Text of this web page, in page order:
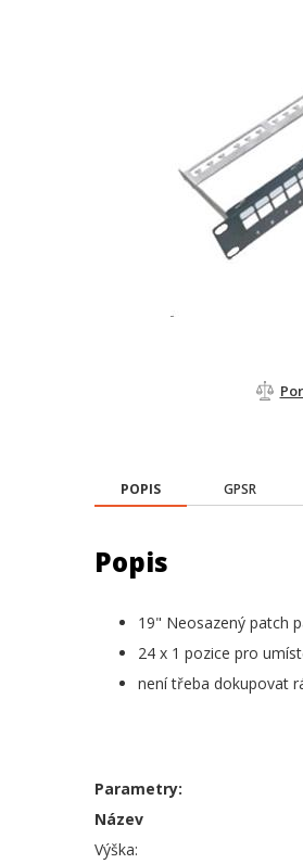
POPIS GPSR
Popis
19" Neosazený patch
24 x 1 pozice pro
není třeba dokupovat
Parametry:
Název
Výška: